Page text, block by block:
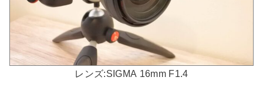
レンズ:SIGMA 16mm F1.4